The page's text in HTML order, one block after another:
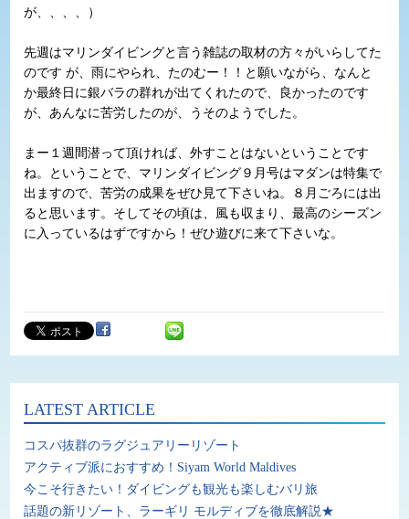
が、、、、）
先週はマリンダイビングと言う雑誌の取材の方々がいらしてた
のです が、雨にやられ、たのむー！！と願いながら、なんと
か最終日に銀バラの群れが出てくれたので、良かったのです
が、あんなに苦労したのが、うそのようでした。
まー１週間潜って頂ければ、外すことはないということです
ね。ということで、マリンダイビング９月号はマダンは特集で
出ますので、苦労の成果をぜひ見て下さいね。８月ごろには出
ると思います。そしてその頃は、風も収まり、最高のシーズン
に入っているはずですから！ぜひ遊びに来て下さいな。
LATEST ARTICLE
コスパ抜群のラグジュアリーリゾート
アクティブ派におすすめ！Siyam World Maldives
今こそ行きたい！ダイビングも観光も楽しむバリ旅
話題の新リゾート、ラーギリ モルディブを徹底解説★